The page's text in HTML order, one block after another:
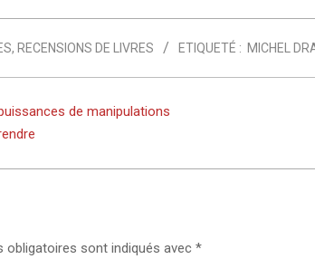
, RECENSIONS DE LIVRES ETIQUETÉ : MICHEL
de manipulations
obligatoires sont indiqués avec*